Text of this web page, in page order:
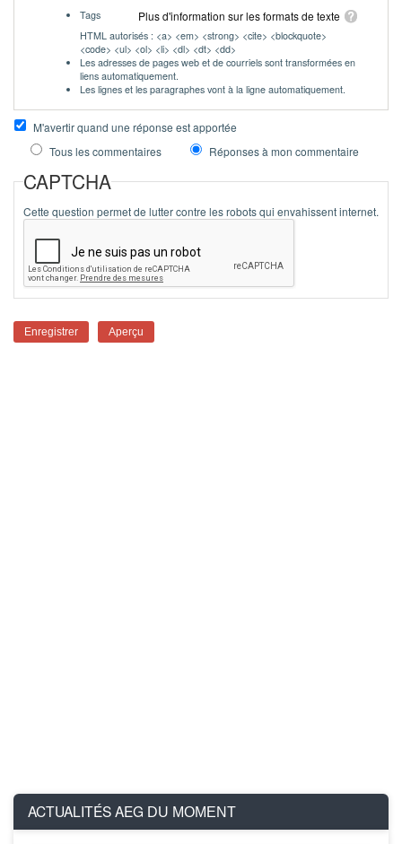
Plus d'information sur les formats de texte
Tags
HTML autorisés : <a> <em> <strong> <cite> <blockquote>
<code> <ul> <ol> <li> <dl> <dt> <dd>
Les adresses de pages web et de courriels sont transformées en
liens automatiquement.
Les lignes et les paragraphes vont à la ligne automatiquement.
M'avertir quand une réponse est apportée
Tous les commentaires
Réponses à mon commentaire
CAPTCHA
Cette question permet de lutter contre les robots qui envahissent internet.
ACTUALITÉS AEG DU MOMENT